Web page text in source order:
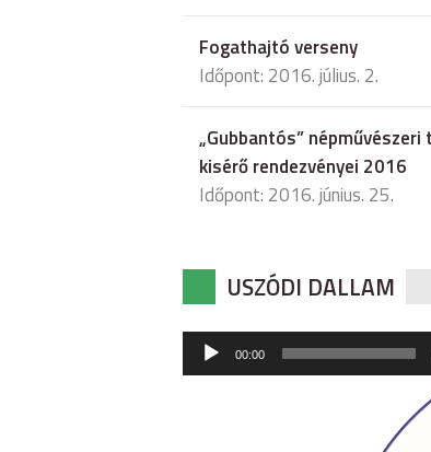
Fogathajtó verseny
Időpont: 2016. július. 2.
„Gubbantós”
kisérő rendezvényei 2016
Időpont: 2016. június. 25.
USZÓDI DALLAM
Audió
lejátszó
00:00